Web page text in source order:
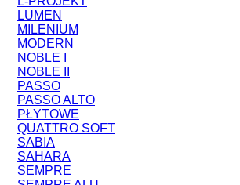
LUMEN
MILENIUM
MODERN
NOBLE I
NOBLE II
PASSO
PASSO ALTO
PŁYTOWE
QUATTRO SOFT
SABIA
SAHARA
SEMPRE